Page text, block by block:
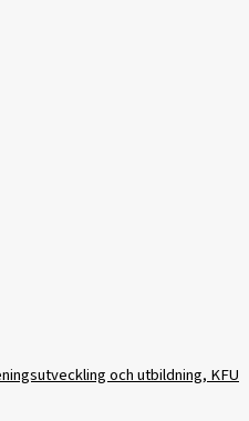
och utbildning, KFU